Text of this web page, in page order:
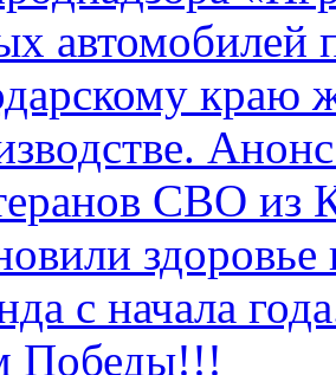
автомобилей
краю
СВО из
с начала
Победы!!!